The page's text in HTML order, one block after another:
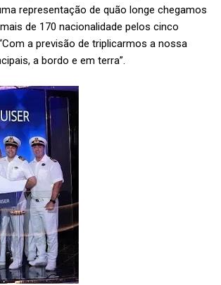
representação de quão longe chegamos
de 170 nacionalidade pelos cinco
a previsão de triplicarmos a nossa
a bordo e em terra”.